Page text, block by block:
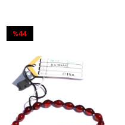
%44
%44İndirim